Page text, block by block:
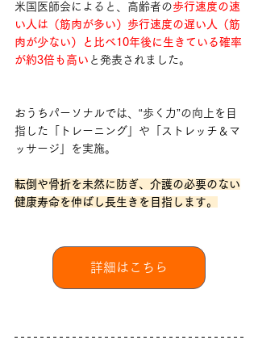
米国医師会によると、高齢者の歩行速度の速
い人は（筋肉が多い）歩行速度の遅い人（筋
肉が少ない）と比べ10年後に生きている確率
が約3倍も高い と発表されました。
おうちパーソナルでは、“歩く力”の向上を目
指した「トレーニング」や「ストレッチ＆マ
ッサージ」を実施。
転倒や骨折を未然に防ぎ、介護の必要のない
健康寿命を伸ばし長生きを目指します。
詳細はこちら